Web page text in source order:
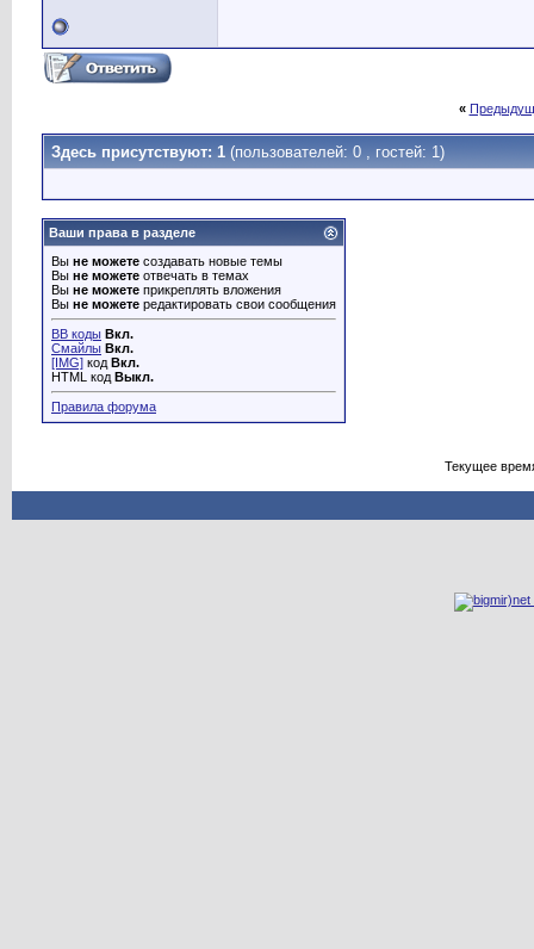
«
Здесь присутствуют: 1 (пользователей: 0 , гостей: 1)
Ваши права в разделе
Вы не можете создавать новые темы
Вы не можете отвечать в темах
Вы не можете прикреплять вложения
Вы не можете редактировать свои сообщения
BB коды Вкл.
Смайлы Вкл.
[IMG] код Вкл.
HTML код Выкл.
Правила форума
Текущее